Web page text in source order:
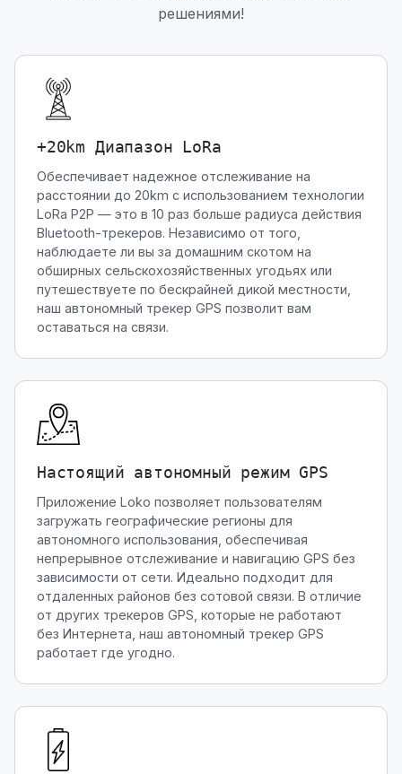
решениями!
+20km Диапазон LoRa
Обеспечивает надежное отслеживание на
расстоянии до 20km с использованием технологии
LoRa P2P — это в 10 раз больше радиуса действия
Bluetooth-трекеров. Независимо от того,
наблюдаете ли вы за домашним скотом на
обширных сельскохозяйственных угодьях или
путешествуете по бескрайней дикой местности,
наш автономный трекер GPS позволит вам
оставаться на связи.
Настоящий автономный режим GPS
Приложение Loko позволяет пользователям
загружать географические регионы для
автономного использования, обеспечивая
непрерывное отслеживание и навигацию GPS без
зависимости от сети. Идеально подходит для
отдаленных районов без сотовой связи. В отличие
от других трекеров GPS, которые не работают
без Интернета, наш автономный трекер GPS
работает где угодно.